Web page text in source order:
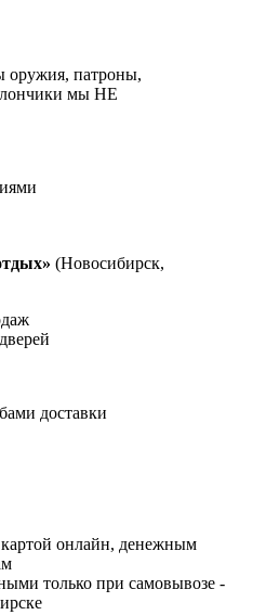
оружия, патроны,
мы НЕ
(Новосибирск,
доставки
онлайн, денежным
только при самовывозе -